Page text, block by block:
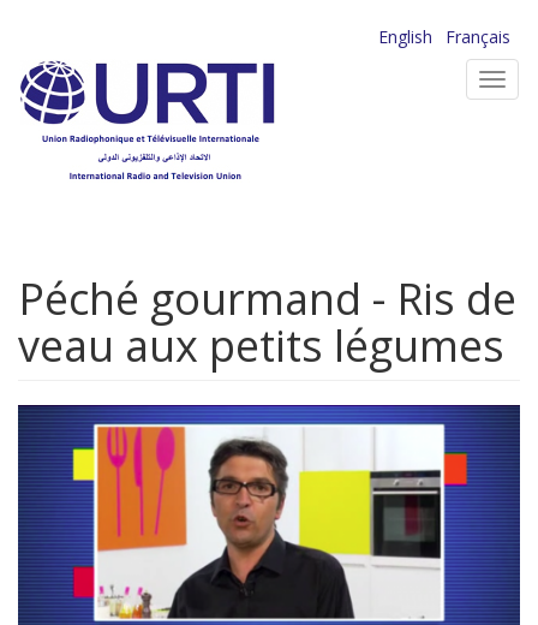
contenu
principal
English
Français
Péché gourmand - Ris de
veau aux petits légumes